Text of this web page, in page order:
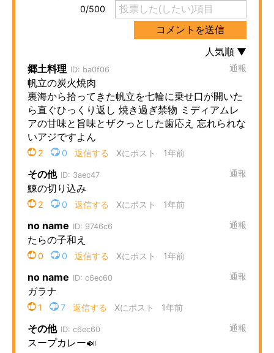
AI活用のいまが分かる
企業ITのトレンドを詳説
経営リーダーのコミュニティ
マーケ×ITの今がよく分かる
ITエンジニア向け専門サイト
企業向けIT製品の総合サイト
IT製品の技術・比較・事例
モノづくり技術者専門サイト
電子設計の基本と応用